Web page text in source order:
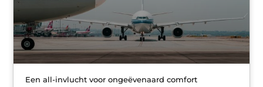
Een all-invlucht voor ongeëvenaard comfort